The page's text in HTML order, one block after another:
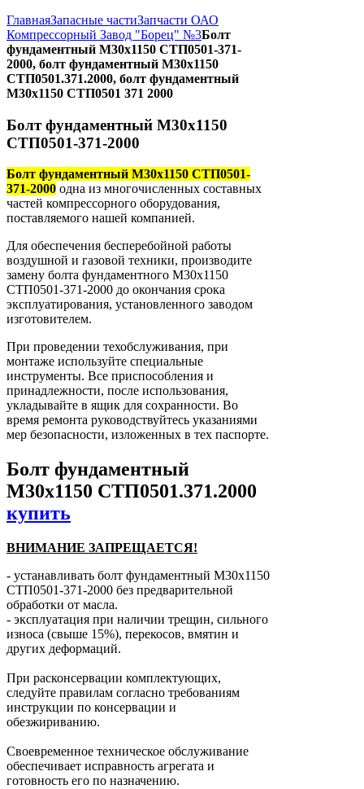
ГлавнаяЗапасные частиЗапчасти ОАО
Компрессорный Завод "Борец" №3Болт
фундаментный М30х1150 СТП0501-371-
2000, болт фундаментный М30х1150
СТП0501.371.2000, болт фундаментный
М30х1150 СТП0501 371 2000
Болт фундаментный М30х1150
СТП0501-371-2000
Болт фундаментный М30х1150 СТП0501-
371-2000 одна из многочисленных составных
частей компрессорного оборудования,
поставляемого нашей компанией.
Для обеспечения бесперебойной работы
воздушной и газовой техники, производите
замену болта фундаментного М30х1150
СТП0501-371-2000 до окончания срока
эксплуатирования, установленного заводом
изготовителем.
При проведении техобслуживания, при
монтаже используйте специальные
инструменты. Все приспособления и
принадлежности, после использования,
укладывайте в ящик для сохранности. Во
время ремонта руководствуйтесь указаниями
мер безопасности, изложенных в тех паспорте.
Болт фундаментный
М30х1150 СТП0501.371.2000
купить
ВНИМАНИЕ ЗАПРЕЩАЕТСЯ!
- устанавливать болт фундаментный М30х1150
СТП0501-371-2000 без предварительной
обработки от масла.
- эксплуатация при наличии трещин, сильного
износа (свыше 15%), перекосов, вмятин и
других деформаций.
При расконсервации комплектующих,
следуйте правилам согласно требованиям
инструкции по консервации и
обезжириванию.
Своевременное техническое обслуживание
обеспечивает исправность агрегата и
готовность его по назначению.